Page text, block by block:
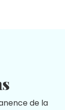
de la